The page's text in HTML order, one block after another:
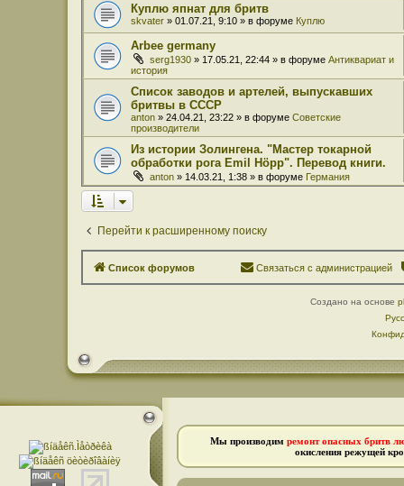
Куплю япнат для бритв
skvater » 01.07.21, 9:10 » в форуме Куплю
Arbee germany
serg1930 » 17.05.21, 22:44 » в форуме Антиквариат и
история
Список заводов и артелей, выпускавших
бритвы в СССР
anton » 24.04.21, 23:22 » в форуме Советские
производители
Из истории Золингена. "Мастер токарной
обработки рога Emil Höpp". Перевод книги.
anton » 14.03.21, 1:38 » в форуме Германия
Перейти к расширенному поиску
Список форумов Связаться с администрацией
Создано на основе
Мы производим ремонт опасных бритв
окисления режущей